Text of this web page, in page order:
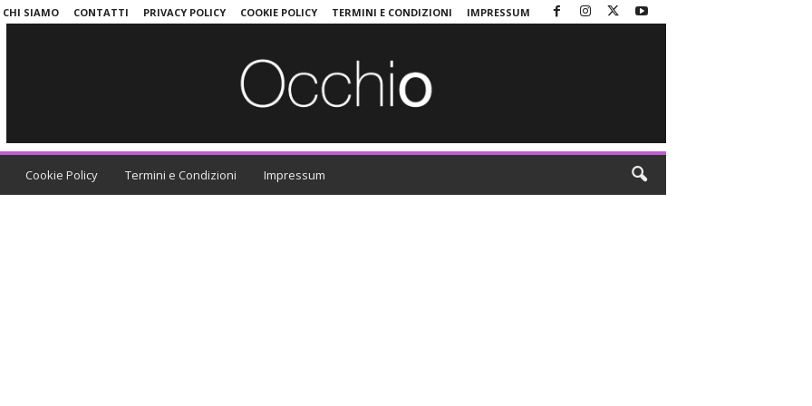
CHI SIAMO CONTATTI PRIVACY POLICY COOKIE POLICY TERMINI E CONDIZIONI IMPRESSUM
Cookie Policy Termini e Condizioni Impressum